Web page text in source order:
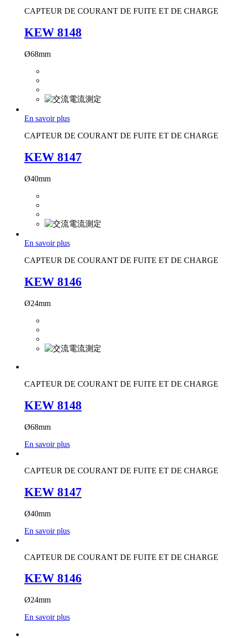
CAPTEUR DE COURANT DE FUITE ET DE CHARGE
KEW 8148
Ø68mm
En savoir plus
CAPTEUR DE COURANT DE FUITE ET DE CHARGE
KEW 8147
Ø40mm
En savoir plus
CAPTEUR DE COURANT DE FUITE ET DE CHARGE
KEW 8146
Ø24mm
CAPTEUR DE COURANT DE FUITE ET DE CHARGE
KEW 8148
Ø68mm
En savoir plus
CAPTEUR DE COURANT DE FUITE ET DE CHARGE
KEW 8147
Ø40mm
En savoir plus
CAPTEUR DE COURANT DE FUITE ET DE CHARGE
KEW 8146
Ø24mm
En savoir plus